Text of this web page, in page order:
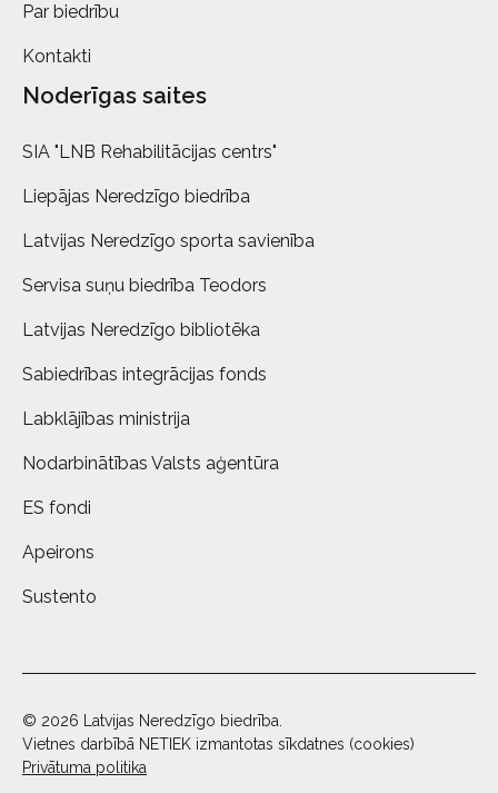
Par biedrību
Kontakti
Noderīgas saites
SIA "LNB Rehabilitācijas centrs"
Liepājas Neredzīgo biedrība
Latvijas Neredzīgo sporta savienība
Servisa suņu biedrība Teodors
Latvijas Neredzīgo bibliotēka
Sabiedrības integrācijas fonds
Labklājības ministrija
Nodarbinātības Valsts aģentūra
ES fondi
Apeirons
Sustento
© 2026 Latvijas Neredzīgo biedrība.
Vietnes darbībā NETIEK izmantotas sīkdatnes (cookies)
Privātuma politika